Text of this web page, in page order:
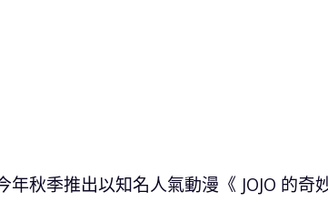
秋季推出以知名人氣動漫《 JOJO 的奇